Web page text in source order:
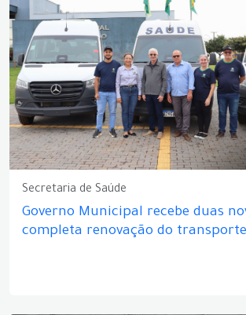
Secretaria de Saúde
Governo Municipal recebe duas
completa renovação do